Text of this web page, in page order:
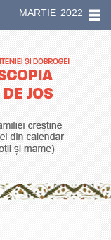
MARTIE 2022